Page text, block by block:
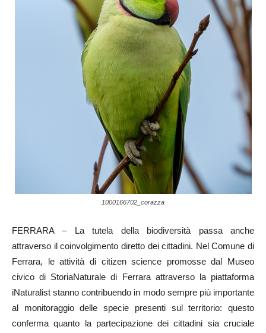
1000166702_corazza
FERRARA – La tutela della biodiversità passa anche
attraverso il coinvolgimento diretto dei cittadini. Nel Comune di
Ferrara, le attività di citizen science promosse dal Museo
civico di StoriaNaturale di Ferrara attraverso la piattaforma
iNaturalist stanno contribuendo in modo sempre più importante
al monitoraggio delle specie presenti sul territorio: questo
conferma quanto la partecipazione dei cittadini sia cruciale